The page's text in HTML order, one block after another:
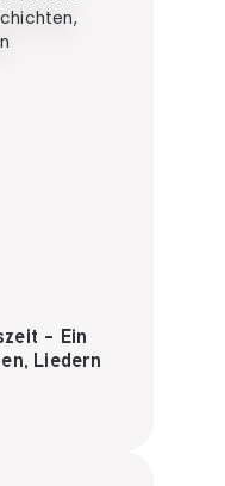
- Ein
Liedern